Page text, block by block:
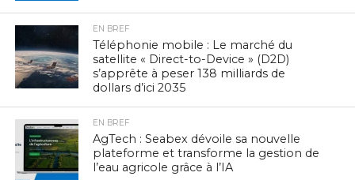
EN BREF
Téléphonie mobile : Le marché du
satellite « Direct-to-Device » (D2D)
s’apprête à peser 138 milliards de
dollars d’ici 2035
EN BREF
AgTech : Seabex dévoile sa nouvelle
plateforme et transforme la gestion de
l’eau agricole grâce à l’IA